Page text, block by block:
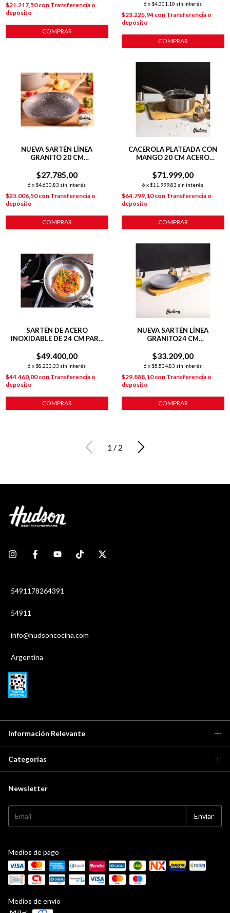
$21.217,50con Transferencia o
depósito
COMPRAR
6 x $4.301,10 sin interés
$23.225,94 con Transferencia o
depósito
COMPRAR
NUEVA SARTÉN LÍNEA
GRANITO 20 CM
$27.785,00
6 x $4.630,83 sin interés
$25.006,50con Transferencia o
depósito
COMPRAR
CACEROLA PLATEADA CON
MANGO 20 CM ACERO
ANTIADHERENTE
$71.999,00
6 x $11.999,83 sin interés
$64.799,10con Transferencia o
depósito
COMPRAR
SARTÉN DE ACERO
INOXIDABLE DE 24 CM PARA
$49.400,00
6 x $8.233,33 sin interés
$44.460,00con Transferencia o
depósito
NUEVA SARTÉN LÍNEA
GRANITO24 CM
$33.209,00
6 x $5.534,83 sin interés
$29.888,10con Transferencia o
depósito
COMPRAR
1 / 2
5491178264391
54911
info@hudsoncocina.com
Argentina
Información Relevante
Categorías
Newsletter
Medios de pago
Medios de envío